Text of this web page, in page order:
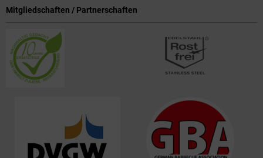
Mitgliedschaften / Partnerschaften